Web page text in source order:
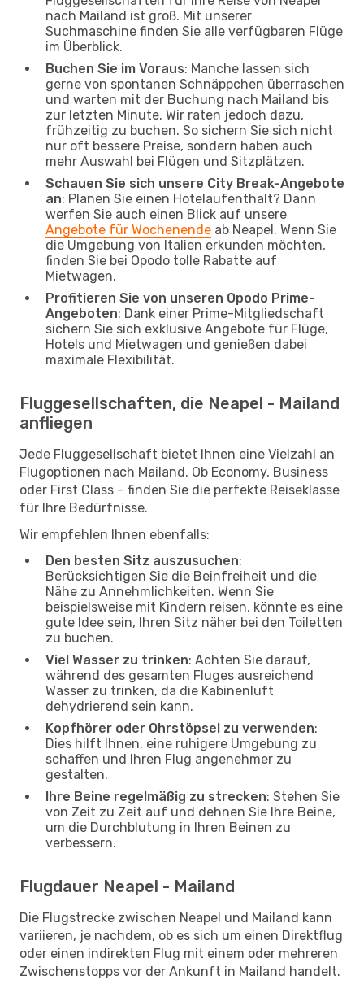
nach Mailand ist groß. Mit unserer
Suchmaschine finden Sie alle verfügbaren Flüge
im Überblick.
Buchen Sie im Voraus: Manche lassen sich
gerne von spontanen Schnäppchen überraschen
und warten mit der Buchung nach Mailand bis
zur letzten Minute. Wir raten jedoch dazu,
frühzeitig zu buchen. So sichern Sie sich nicht
nur oft bessere Preise, sondern haben auch
mehr Auswahl bei Flügen und Sitzplätzen.
Schauen Sie sich unsere City Break-Angebote
an: Planen Sie einen Hotelaufenthalt? Dann
werfen Sie auch einen Blick auf unsere
Angebote für Wochenende ab Neapel. Wenn Sie
die Umgebung von Italien erkunden möchten,
finden Sie bei Opodo tolle Rabatte auf
Mietwagen.
Profitieren Sie von unseren Opodo Prime-
Angeboten: Dank einer Prime-Mitgliedschaft
sichern Sie sich exklusive Angebote für Flüge,
Hotels und Mietwagen und genießen dabei
maximale Flexibilität.
Fluggesellschaften, die Neapel - Mailand
anfliegen
Jede Fluggesellschaft bietet Ihnen eine Vielzahl an
Flugoptionen nach Mailand. Ob Economy, Business
oder First Class – finden Sie die perfekte Reiseklasse
für Ihre Bedürfnisse.
Wir empfehlen Ihnen ebenfalls:
Den besten Sitz auszusuchen:
Berücksichtigen Sie die Beinfreiheit und die
Nähe zu Annehmlichkeiten. Wenn Sie
beispielsweise mit Kindern reisen, könnte es eine
gute Idee sein, Ihren Sitz näher bei den Toiletten
zu buchen.
Viel Wasser zu trinken: Achten Sie darauf,
während des gesamten Fluges ausreichend
Wasser zu trinken, da die Kabinenluft
dehydrierend sein kann.
Kopfhörer oder Ohrstöpsel zu verwenden:
Dies hilft Ihnen, eine ruhigere Umgebung zu
schaffen und Ihren Flug angenehmer zu
gestalten.
Ihre Beine regelmäßig zu strecken: Stehen Sie
von Zeit zu Zeit auf und dehnen Sie Ihre Beine,
um die Durchblutung in Ihren Beinen zu
verbessern.
Flugdauer Neapel - Mailand
Die Flugstrecke zwischen Neapel und Mailand kann
variieren, je nachdem, ob es sich um einen Direktflug
oder einen indirekten Flug mit einem oder mehreren
Zwischenstopps vor der Ankunft in Mailand handelt.